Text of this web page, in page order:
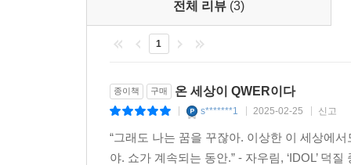
인 출발을 알렸습니다. 그녀의 현재 실력이 어떤
---「〈봇치 더 록!〉 그리고 [펜타포트 락 페스티벌]」중에
전체 리뷰 (3)
1
종이책 구매 온 세상이 QWER이다
s*******1 2025-02-25 신고
“그래도 나는 꿈을 꾸잖아. 이상한 이 세상에
야. 쇼가 계속되는 동안.” - 자우림, ‘IDOL’ 덕